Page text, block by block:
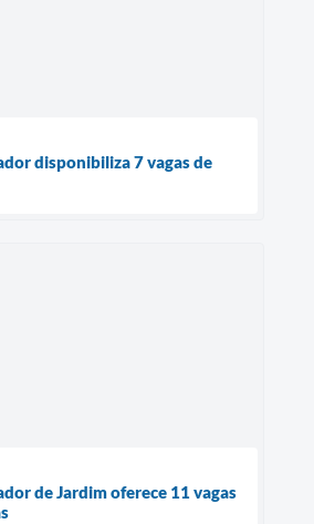
disponibiliza 7 vagas de
de Jardim oferece 11 vagas